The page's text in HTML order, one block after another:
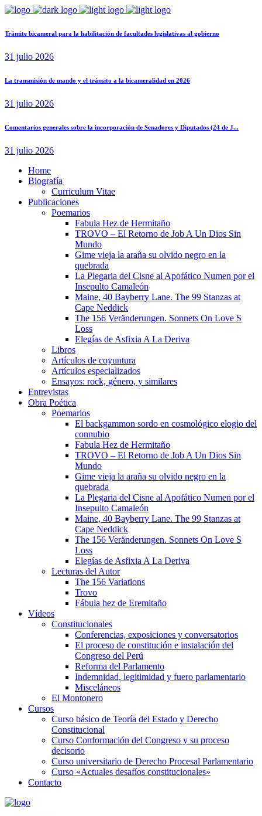
Trámite bicameral para la habilitación de facultades legislativas al gobierno
31 julio 2026
La transmisión de mando y el tránsito a la bicameralidad en 2026
31 julio 2026
Comentarios generales sobre la incorporación de Senadores y Diputados (24 de J...
31 julio 2026
Home
Biografía
Curriculum Vitae​
Publicaciones
Poemarios
Fabula Hez de Hermitaño
TROVO – El Retorno de Job A Un Dios Sin
Mundo
Gime vieja la araña su olvido negro en la
quebrada
La Plegaria del Cisne al Apofático Numen por el
Insepulto Camaleón
Maine, 40 Bayberry Lane. The 99 Stanzas at
Cape Neddick
The 156 Veränderungen. Sonnets On Love S
Loss
Elegías de Asfixia A La Deriva
Libros
Artículos de coyuntura
Artículos especializados
Ensayos: rock, género, y similares
Entrevistas
Obra Poética
Poemarios
El backgammon sordo en cosmológico elogio del
connubio
Fabula Hez de Hermitaño
TROVO – El Retorno de Job A Un Dios Sin
Mundo
Gime vieja la araña su olvido negro en la
quebrada
La Plegaria del Cisne al Apofático Numen por el
Insepulto Camaleón
Maine, 40 Bayberry Lane. The 99 Stanzas at
Cape Neddick
The 156 Veränderungen. Sonnets On Love S
Loss
Elegías de Asfixia A La Deriva
Lecturas del Autor
The 156 Variations
Trovo
Fábula hez de Eremitaño
Vídeos
Constitucionales
Conferencias, exposiciones y conversatorios
El proceso de constitución e instalación del
Congreso del Perú
Reforma del Parlamento
Indemnidad, legitimidad y fuero parlamentario
Misceláneos
El Montonero
Cursos
Curso básico de Teoría del Estado y Derecho
Constitucional
Curso Conformación del Congreso y su proceso
decisorio
Curso universitario de Derecho Procesal Parlamentario
Curso «Actuales desafíos constitucionales»
Contacto